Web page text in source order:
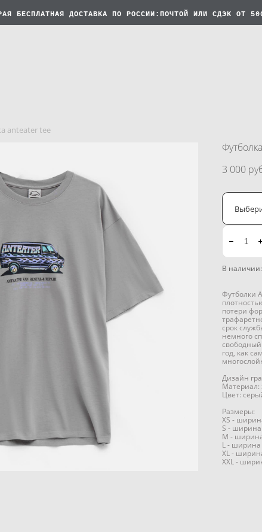
БЕСПЛАТНАЯ ДОСТАВКА ПО РОССИИ:ПОЧТОЙ ИЛИ СДЭК ОТ
anteater tee
3 000
В
Футболки
потери
срок
немного
год, как
Дизайн
Материал:
Цвет:
Размеры:
XS -
S - ширина
M -
L - ширина
XL -
XXL -